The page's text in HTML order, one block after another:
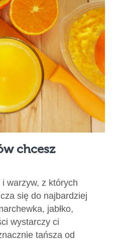
chcesz
warzyw, z których
się do najbardziej
jabłko,
wystarczy ci
tańsza od